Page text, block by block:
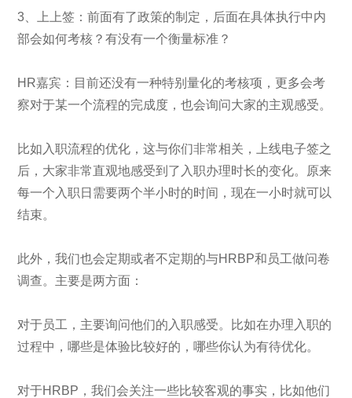
3、上上签：前面有了政策的制定，后面在具体执行中内
部会如何考核？有没有一个衡量标准？
HR嘉宾：目前还没有一种特别量化的考核项，更多会考
察对于某一个流程的完成度，也会询问大家的主观感受。
比如入职流程的优化，这与你们非常相关，上线电子签之
后，大家非常直观地感受到了入职办理时长的变化。原来
每一个入职日需要两个半小时的时间，现在一小时就可以
结束。
此外，我们也会定期或者不定期的与HRBP和员工做问卷
调查。主要是两方面：
对于员工，主要询问他们的入职感受。比如在办理入职的
过程中，哪些是体验比较好的，哪些你认为有待优化。
对于HRBP，我们会关注一些比较客观的事实，比如他们